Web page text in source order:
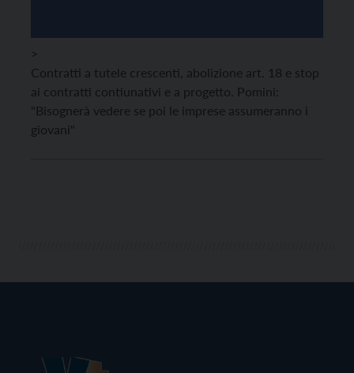
>
Contratti a tutele crescenti, abolizione art. 18 e stop
ai contratti contiunativi e a progetto. Pomini:
"Bisognerà vedere se poi le imprese assumeranno i
giovani"